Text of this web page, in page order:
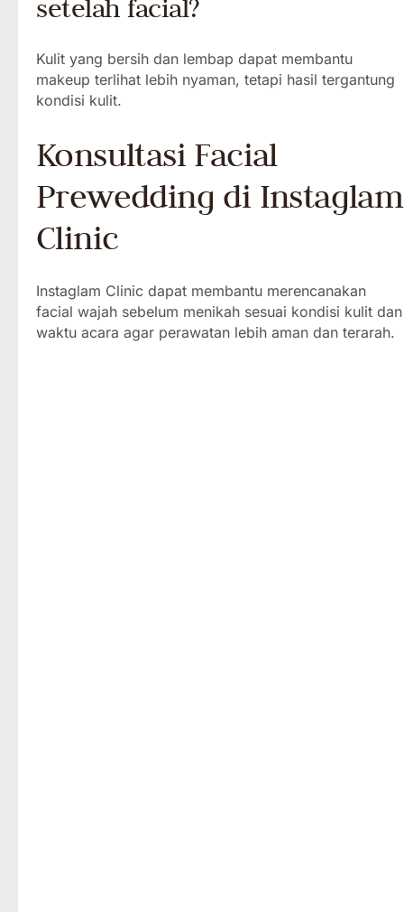
setelah facial?
Kulit yang bersih dan lembap dapat membantu
makeup terlihat lebih nyaman, tetapi hasil tergantung
kondisi kulit.
Konsultasi Facial
Prewedding di Instaglam
Clinic
Instaglam Clinic dapat membantu merencanakan
facial wajah sebelum menikah sesuai kondisi kulit dan
waktu acara agar perawatan lebih aman dan terarah.